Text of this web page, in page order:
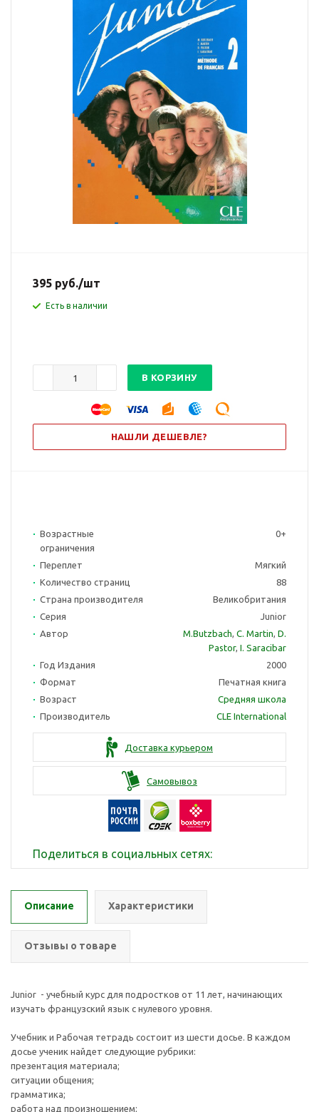
9782090333602
395 руб./шт
Есть в наличии
В КОРЗИНУ
НАШЛИ ДЕШЕВЛЕ?
Возрастные
ограничения
0+
Переплет
Мягкий
Количество страниц
88
Страна производителя
Великобритания
Серия
Junior
Автор
M.Butzbach, C. Martin, D.
Pastor, I. Saracibar
Год Издания
2000
Формат
Печатная книга
Возраст
Средняя школа
Производитель
CLE International
Доставка курьером
Самовывоз
Поделиться в социальных сетях:
Описание Характеристики
Отзывы о товаре
Junior - учебный курс для подростков от 11 лет, начинающих
изучать французский язык с нулевого уровня.
Учебник и Рабочая тетрадь состоит из шести досье. В каждом
досье ученик найдет следующие рубрики:
презентация материала;
ситуации общения;
грамматика;
работа над произношением;